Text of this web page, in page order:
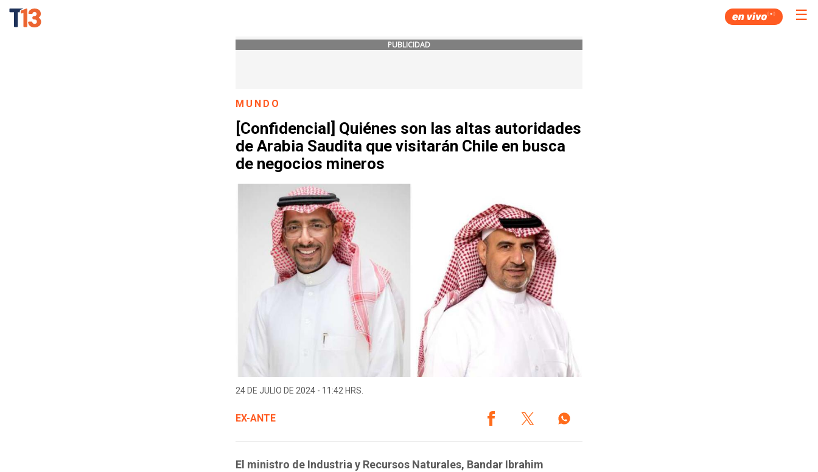
☰
PUBLICIDAD
MUNDO
[Confidencial] Quiénes son las altas autoridades
de Arabia Saudita que visitarán Chile en busca
de negocios mineros
24 DE JULIO DE 2024 - 11:42 HRS.
EX-ANTE
El ministro de Industria y Recursos Naturales, Bandar Ibrahim